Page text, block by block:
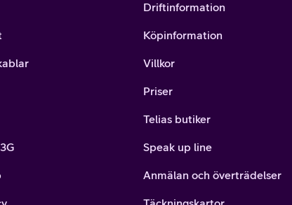
Driftinformation
Köpinformation
Villkor
Priser
Telias butiker
Speak up line
Anmälan och överträdelser